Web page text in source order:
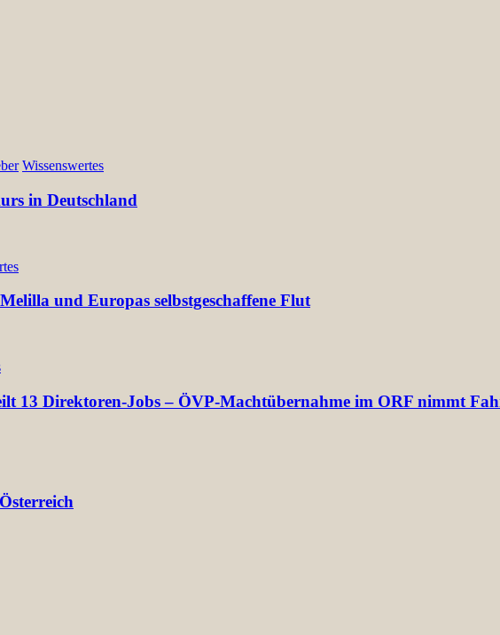
Wissenswertes
in Deutschland
und Europas selbstgeschaffene Flut
13 Direktoren-Jobs – ÖVP-Machtübernahme im ORF nimmt